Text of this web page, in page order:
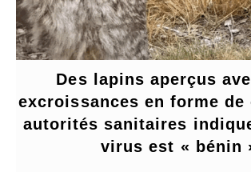
Des lapins aperçus
excroissances en forme de
autorités sanitaires
virus est « bénin